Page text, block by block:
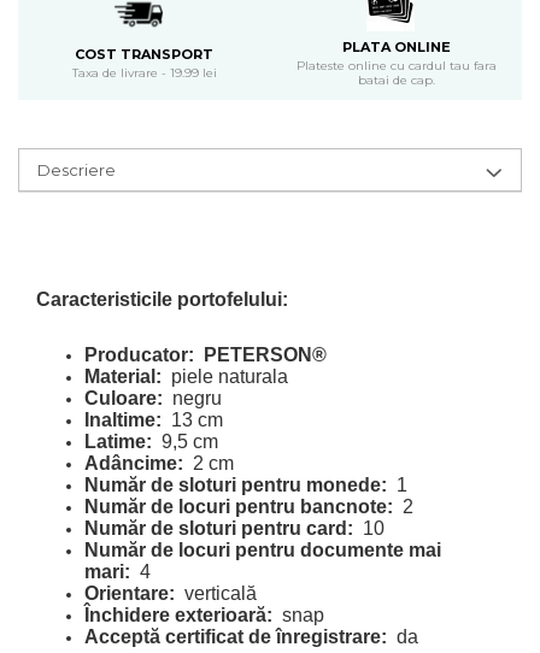
COST TRANSPORT
Taxa de livrare - 19.99 lei
PLATA ONLINE
Plateste online cu cardul tau fara
batai de cap.
Descriere
Caracteristicile portofelului:
Producator:
PETERSON®
Material: piele naturala
Culoare: negru
Inaltime: 13 cm
Latime: 9,5 cm
Adâncime: 2 cm
Număr de sloturi pentru monede: 1
Număr de locuri pentru bancnote: 2
Număr de sloturi pentru card: 10
Număr de locuri pentru documente mai
mari: 4
Orientare: verticală
Închidere exterioară: snap
Acceptă certificat de înregistrare: da